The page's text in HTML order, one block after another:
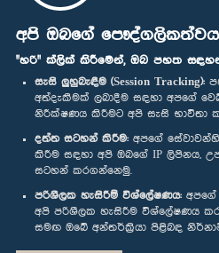
අපි ඔබගේ
"හරි" ක්ලික් කිරීමෙන්, ඔබ පහත
සැසි ලුහුබැඳීම (Session Tracking):
අත්දැකීමක් ලබාදීම සඳහා අපගේ
නිරීක්ෂණය කිරීමට අපි සැසි භාවිතා
දත්ත සටහන් කිරීම: අපගේ
කිරීම සඳහා අපි ඔබගේ IP ලිපිනය,
සටහන් කරගන්නෙමු.
පරිශීලක හැසිරීම් විශ්ලේෂණය:
අපි පරිශීලක හැසිරීම විශ්ලේෂණය
සමඟ ඔබේ අන්තර්ක්‍රියා පිළිබඳ